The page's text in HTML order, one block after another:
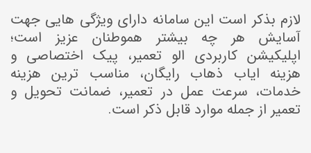
لازم بذکر است این سامانه دارای ویژگی هایی جهت
آسایش هر چه بیشتر هموطنان عزیز است؛
اپلیکیشن کاربردی الو تعمیر، پیک اختصاصی و
هزینه ایاب ذهاب رایگان، مناسب ترین هزینه
خدمات، سرعت عمل در تعمیر، ضمانت تحویل و
تعمیر از جمله موارد قابل ذکر است.